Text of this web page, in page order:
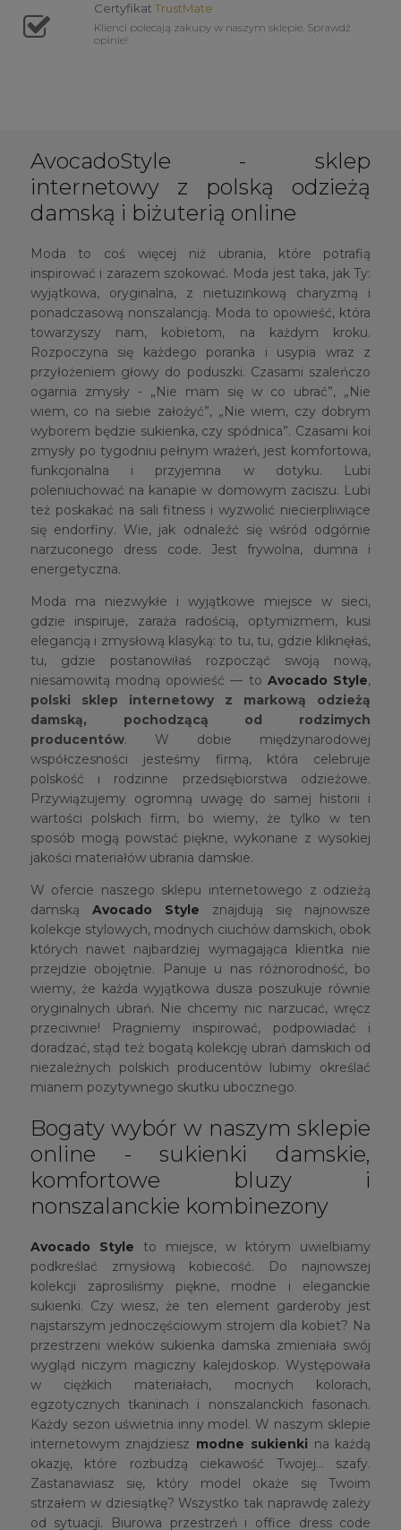
CertyfikatTrustMate
Klienci polecają zakupy w naszym sklepie. Sprawdź
opinie!
AvocadoStyle - sklep
internetowy z polską odzieżą
damską i biżuterią online
Moda to coś więcej niż ubrania, które potrafią
inspirować i zarazem szokować. Moda jest taka, jak Ty:
wyjątkowa, oryginalna, z nietuzinkową charyzmą i
ponadczasową nonszalancją. Moda to opowieść, która
towarzyszy nam, kobietom, na każdym kroku.
Rozpoczyna się każdego poranka i usypia wraz z
przyłożeniem głowy do poduszki. Czasami szaleńczo
ogarnia zmysły - „Nie mam się w co ubrać”, „Nie
wiem, co na siebie założyć”, „Nie wiem, czy dobrym
wyborem będzie sukienka, czy spódnica”. Czasami koi
zmysły po tygodniu pełnym wrażeń, jest komfortowa,
funkcjonalna i przyjemna w dotyku. Lubi
poleniuchować na kanapie w domowym zaciszu. Lubi
też poskakać na sali fitness i wyzwolić niecierpliwiące
się endorfiny. Wie, jak odnaleźć się wśród odgórnie
narzuconego dress code. Jest frywolna, dumna i
energetyczna.
Moda ma niezwykłe i wyjątkowe miejsce w sieci,
gdzie inspiruje, zaraża radością, optymizmem, kusi
elegancją i zmysłową klasyką: to tu, tu, gdzie kliknęłaś,
tu, gdzie postanowiłaś rozpocząć swoją nową,
niesamowitą modną opowieść — toAvocado Style,
polski sklep internetowy z markową odzieżą
damską, pochodzącą od rodzimych
producentów. W dobie międzynarodowej
współczesności jesteśmy firmą, która celebruje
polskość i rodzinne przedsiębiorstwa odzieżowe.
Przywiązujemy ogromną uwagę do samej historii i
wartości polskich firm, bo wiemy, że tylko w ten
sposób mogą powstać piękne, wykonane z wysokiej
jakości materiałów ubrania damskie.
W ofercie naszego sklepu internetowego z odzieżą
damską Avocado Style znajdują się najnowsze
kolekcje stylowych, modnych ciuchów damskich, obok
których nawet najbardziej wymagająca klientka nie
przejdzie obojętnie. Panuje u nas różnorodność, bo
wiemy, że każda wyjątkowa dusza poszukuje równie
oryginalnych ubrań. Nie chcemy nic narzucać, wręcz
przeciwnie! Pragniemy inspirować, podpowiadać i
doradzać, stąd też bogatą kolekcję ubrań damskich od
niezależnych polskich producentów lubimy określać
mianem pozytywnego skutku ubocznego.
Bogaty wybór w naszym sklepie
online - sukienki damskie,
komfortowe bluzy i
nonszalanckie kombinezony
Avocado Style
to miejsce, w którym uwielbiamy
podkreślać zmysłową kobiecość. Do najnowszej
kolekcji zaprosiliśmy piękne, modne i eleganckie
sukienki. Czy wiesz, że ten element garderoby jest
najstarszym jednoczęściowym strojem dla kobiet? Na
przestrzeni wieków sukienka damska zmieniała swój
wygląd niczym magiczny kalejdoskop. Występowała
w ciężkich materiałach, mocnych kolorach,
egzotycznych tkaninach i nonszalanckich fasonach.
Każdy sezon uświetnia inny model. W naszym sklepie
internetowym znajdziesz modne sukienki na każdą
okazję, które rozbudzą ciekawość Twojej… szafy.
Zastanawiasz się, który model okaże się Twoim
strzałem w dziesiątkę? Wszystko tak naprawdę zależy
od sytuacji. Biurowa przestrzeń i office dress code